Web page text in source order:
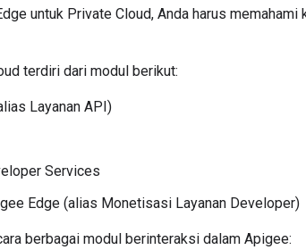
untuk Private Cloud, Anda harus memahami
terdiri dari modul berikut:
Layanan API)
Services
Edge (alias Monetisasi Layanan Developer)
berbagai modul berinteraksi dalam Apigee: